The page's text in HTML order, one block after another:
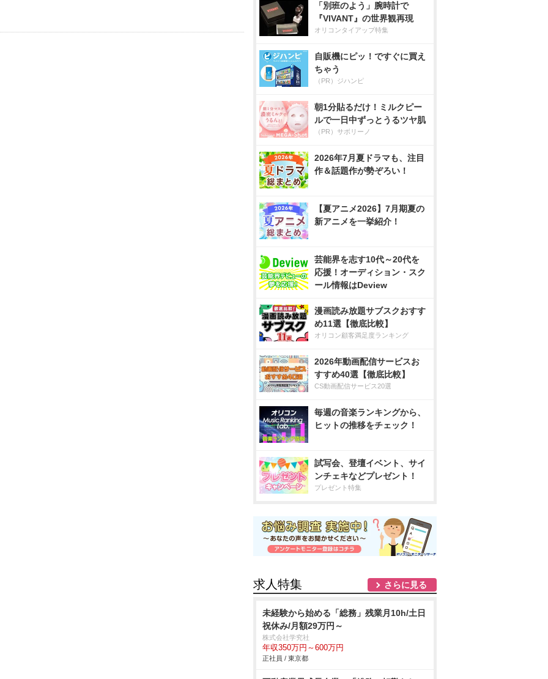
「別班のよう」腕時計で
『VIVANT』の世界観再現
オリコンタイアップ特集
自販機にピッ！ですぐに買え
ちゃう
（PR）ジハンピ
朝1分貼るだけ！ミルクピー
ルで一日中ずっとうるツヤ肌
（PR）サボリーノ
2026年7月夏ドラマも、注目
作＆話題作が勢ぞろい！
【夏アニメ2026】7月期夏の
新アニメを一挙紹介！
芸能界を志す10代～20代を
応援！オーディション・スク
ール情報はDeview
漫画読み放題サブスクおすす
め11選【徹底比較】
オリコン顧客満足度ランキング
2026年動画配信サービスお
すすめ40選【徹底比較】
CS動画配信サービス20選
毎週の音楽ランキングから、
ヒットの推移をチェック！
試写会、登壇イベント、サイ
ンチェキなどプレゼント！
プレゼント特集
求人特集 さらに見る
未経験から始める「総務」残業月10h/土日
祝休み/月額29万円～
株式会社学究社
年収350万円～600万円
正社員 / 東京都